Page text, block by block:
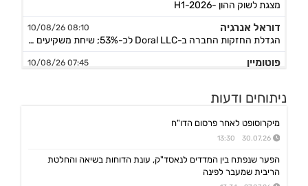
דוראל אנרגיה
הגדלת החזקות החברה ב-Doral LLC לכ-53%; שיחת משקיעים ביום 10.8.26 בשעה 10:30
מצגת לשוק ההון - חציון 1 לשנת 2026
פרופדו
הושלמה עסקת השקעה בחברת עוז נדל"ן (י.נ) בע"מ, המשך
ביג
אביב קבוצה 10:30 09/08/26
מינוי מנכ"ל - וקנין איתי - מיום 1.1.27
ניתוחים ודעות
מיקרוסופט לאחר פרסום הדו"ח
30.07.26 13:30
הפער שנפתח בין המדדים לנאסד"ק, עונת הדוחות בשיאה והחלטת
הריבית שמעבר לפינה